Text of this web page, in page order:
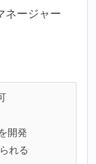
ネージャー
開発
れる